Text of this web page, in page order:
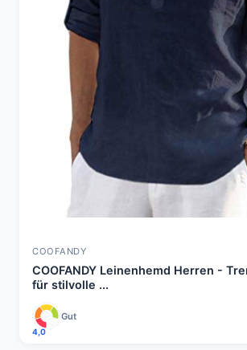
COOFANDY
COOFANDY Leinenhemd Herren -
für stilvolle ...
4,0
Gut